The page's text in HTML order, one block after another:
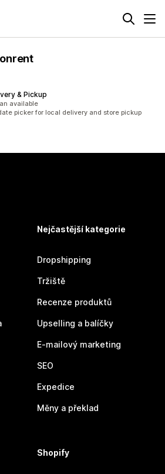
& Pickup
125
available
picker for local delivery and store pickup
Nejčastější kategorie
Dropshipping
Tržiště
Recenze produktů
Upselling a balíčky
E-mailový marketing
SEO
Expedice
Měny a překlad
Shopify